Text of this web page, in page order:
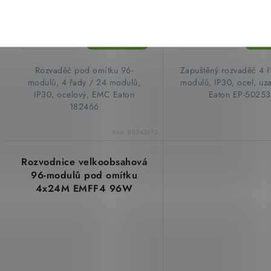
Rozvaděč pod omítku 96-
modulů, 4 řady / 24 modulů,
IP30, ocelový, EMC Eaton
182466
Kód: BB043612
Zapuštěný rozvaděč 4
modulů, IP30, ocel,
Eaton EP-
Rozvodnice velkoobsahová
96-modulů pod omítku
4x24M EMFF4 96W